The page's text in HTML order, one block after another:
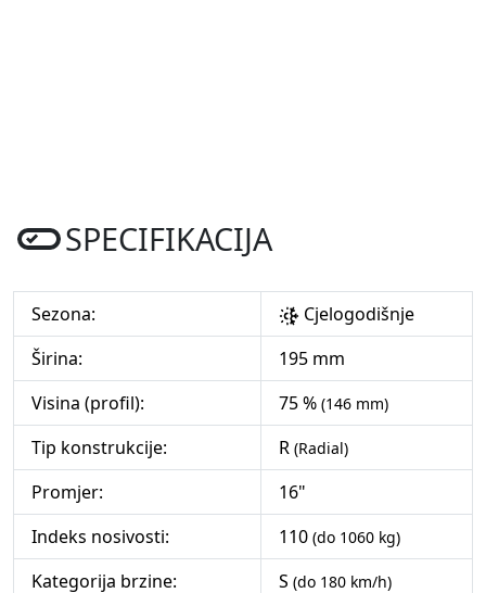
SPECIFIKACIJA
Sezona:
Cjelogodišnje
Širina:
195 mm
Visina (profil):
75 % (146 mm)
Tip konstrukcije: R (Radial)
Promjer:
16"
Indeks nosivosti:
110 (do 1060 kg)
Kategorija brzine: S (do 180 km/h)